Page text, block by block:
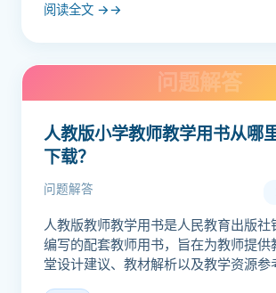
阅读全文 →
人教版小学教师教学用书从哪
下载？
问题解答
人教版教师教学用书是人民教育出版社
编写的配套教师用书，旨在为教师提供
堂设计建议、教材解析以及教学资源参